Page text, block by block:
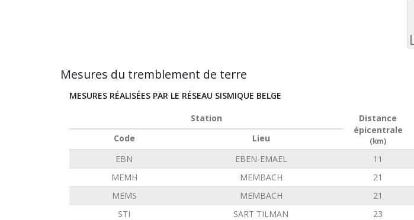
Mesures du tremblement de terre
MESURES RÉALISÉES PAR LE RÉSEAU SISMIQUE BELGE
Station
Distance
épicentrale
(km)
Code
Lieu
EBN
EBEN-EMAEL 11
MEMH
MEMBACH 21
MEMS
MEMBACH 21
STI
SART TILMAN 23